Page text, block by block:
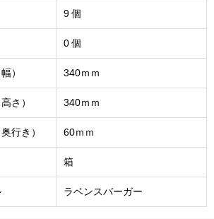
9 個
0 個
） 340ｍｍ
さ） 340ｍｍ
行き） 60ｍｍ
箱
ラベンスバーガー